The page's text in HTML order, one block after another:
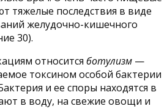
тяжелые последствия в виде
желудочно-кишечного
30).
относится ботулизм —
токсином особой бактерии
и ее споры находятся в
в воду, на свежие овощи и